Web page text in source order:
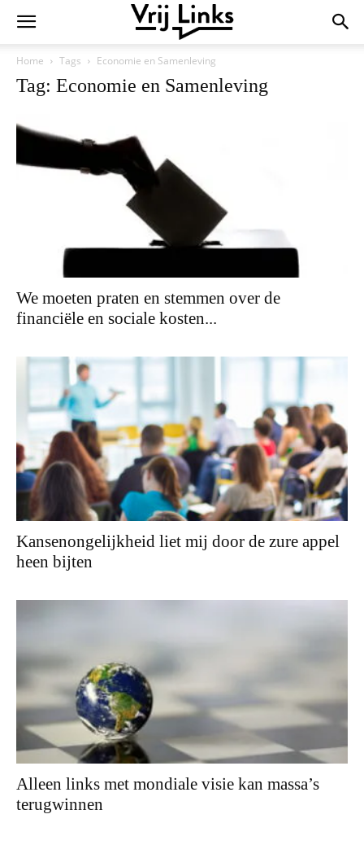
Home Tags Economie en Samenleving
Tag: Economie en Samenleving
We moeten praten en stemmen over de
financiële en sociale kosten...
Kansenongelijkheid liet mij door de zure appel
heen bijten
Alleen links met mondiale visie kan massa’s
terugwinnen